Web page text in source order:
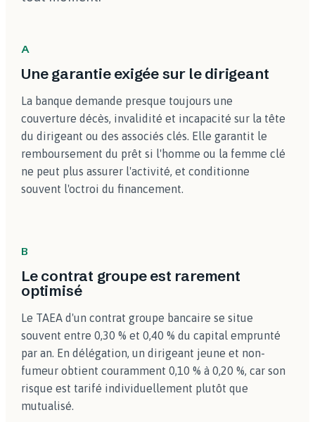
A
Une garantie exigée sur le dirigeant
La banque demande presque toujours une
couverture décès, invalidité et incapacité sur la tête
du dirigeant ou des associés clés. Elle garantit le
remboursement du prêt si l'homme ou la femme clé
ne peut plus assurer l'activité, et conditionne
souvent l'octroi du financement.
B
Le contrat groupe est rarement
optimisé
Le TAEA d'un contrat groupe bancaire se situe
souvent entre 0,30 % et 0,40 % du capital emprunté
par an. En délégation, un dirigeant jeune et non-
fumeur obtient couramment 0,10 % à 0,20 %, car son
risque est tarifé individuellement plutôt que
mutualisé.